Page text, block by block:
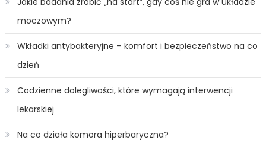
moczowym?
Wkładki antybakteryjne – komfort i bezpieczeństwo na co
dzień
Codzienne dolegliwości, które wymagają interwencji
lekarskiej
Na co działa komora hiperbaryczna?